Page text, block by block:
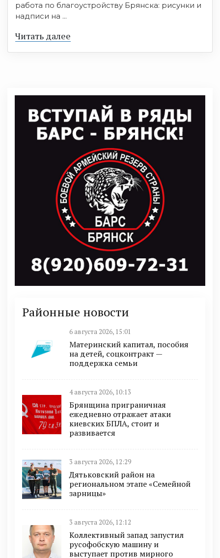
работа по благоустройству Брянска: рисунки и
надписи на ...
Читать далее
Районные новости
6 августа 2026, 15:01
Материнский капитал, пособия
на детей, соцконтракт —
поддержка семьи
4 августа 2026, 10:13
Брянщина приграничная
ежедневно отражает атаки
киевских БПЛА, стоит и
развивается
3 августа 2026, 12:29
Дятьковский район на
региональном этапе «Семейной
зарницы»
3 августа 2026, 12:12
Коллективный запад запустил
русофобскую машину и
выступает против мирного